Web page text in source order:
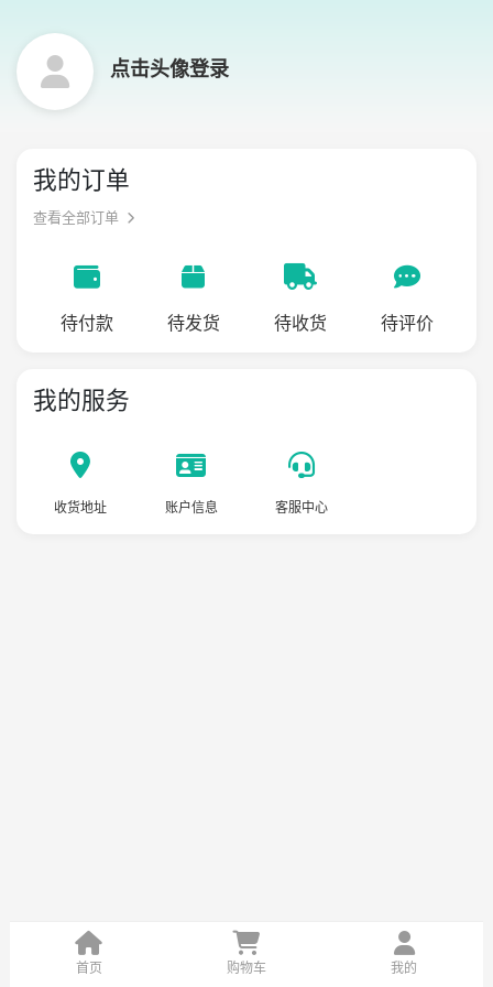
点击头像登录
我的订单
查看全部订单
待付款 待发货 待收货 待评价
我的服务
收货地址 账户信息 客服中心
首页 购物车 我的